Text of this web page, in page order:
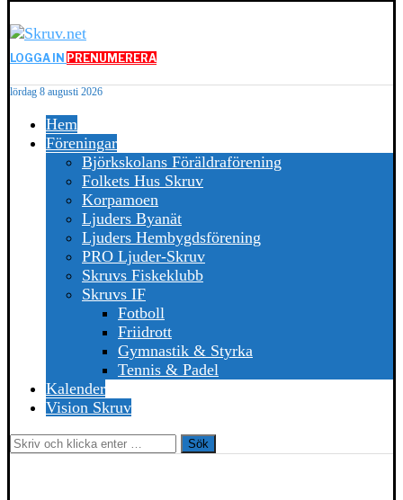
LOGGA IN PRENUMERERA
lördag 8 augusti 2026
Hem
Föreningar
Björkskolans Föräldraförening
Folkets Hus Skruv
Korpamoen
Ljuders Byanät
Ljuders Hembygdsförening
PRO Ljuder-Skruv
Skruvs Fiskeklubb
Skruvs IF
Fotboll
Friidrott
Gymnastik & Styrka
Tennis & Padel
Kalender
Vision Skruv
Sök